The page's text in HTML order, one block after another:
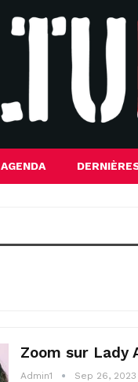
AGENDA
Zoom sur Lady
Admin1 Sep 26, 2023